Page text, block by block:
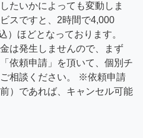
たいかによっても変動しま
スですと、2時間で4,000
）ほどとなっております。
は発生しませんので、まず
依頼申請」を頂いて、個別チ
相談ください。 ※依頼申請
）であれば、キャンセル可能